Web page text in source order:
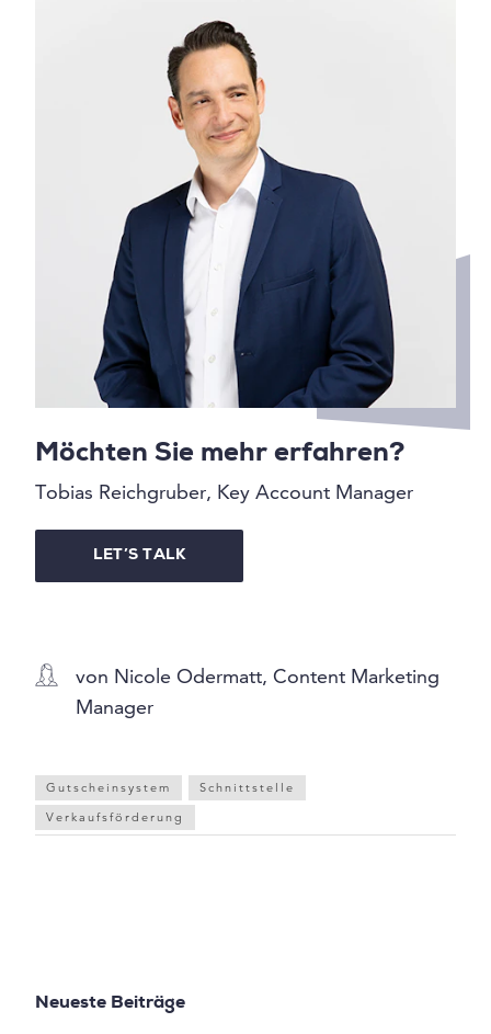
Neueste Beiträge
Möchten Sie mehr erfahren?
Tobias Reichgruber, Key Account Manager
LET’S TALK
von Nicole Odermatt, Content Marketing
Manager
Gutscheinsystem
Schnittstelle
Verkaufsförderung